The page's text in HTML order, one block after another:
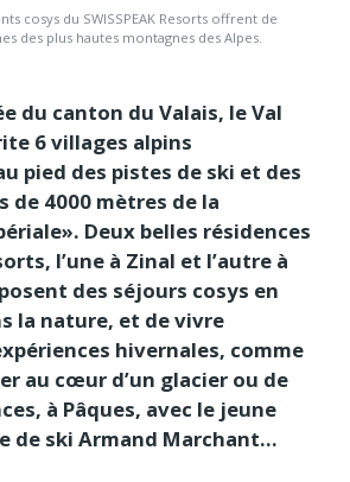
cosys du SWISSPEAK Resorts offrent de
des plus hautes montagnes des Alpes.
du canton du Valais, le Val
6 villages alpins
pied des pistes de ski et des
de 4000 mètres de la
Deux belles résidences
l’une à Zinal et l’autre à
des séjours cosys en
la nature, et de vivre
hivernales, comme
au cœur d’un glacier ou de
à Pâques, avec le jeune
de ski Armand Marchant…